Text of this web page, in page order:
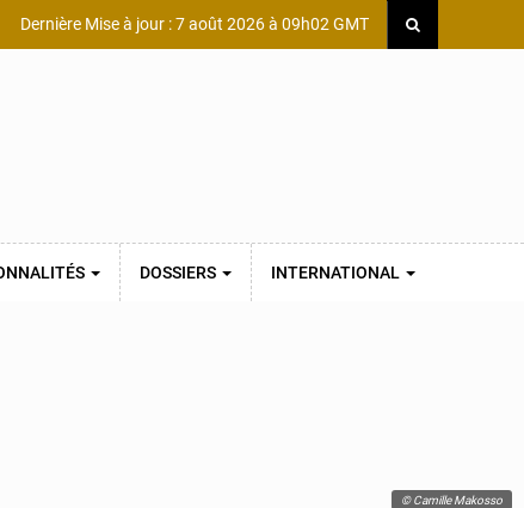
Dernière Mise à jour : 7 août 2026 à 09h02 GMT
DOSSIERS INTERNATIONAL
© Camille Makosso